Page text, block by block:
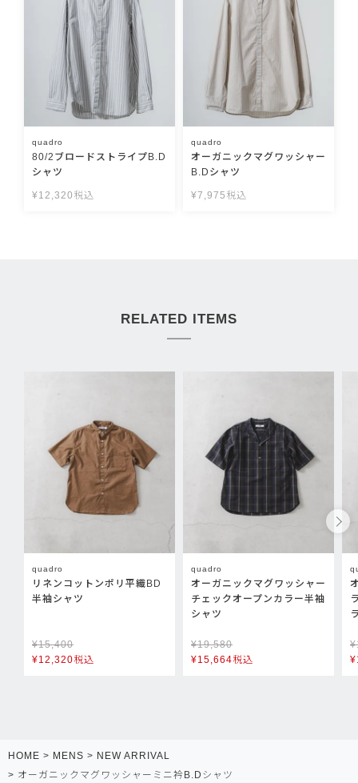
quadro
80/2ブロードストライプB.D
シャツ
¥12,320 税込
quadro
オーガニックマグワッシャー
B.Dシャツ
¥7,975 税込
RELATED ITEMS
quadro
リネンコットンポリ平織BD
半袖シャツ
¥15,400
¥12,320税込
quadro
オーガニックマグワッシャー
チェックオープンカラー半袖
シャツ
¥19,580
¥15,664税込
¥
¥
HOME MENS
NEW ARRIVAL
オーガニックマグワッシャーミニ衿B.Dシャツ